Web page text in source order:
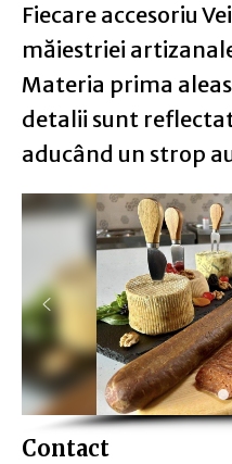
Fiecare accesoriu
măiestriei
Materia prima
detalii sunt
aducând un strop
Contact